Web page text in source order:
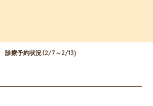
診療予約状況（2/7～2/13)